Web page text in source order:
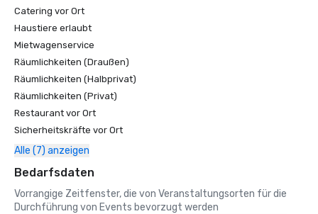
Catering vor Ort
Haustiere erlaubt
Mietwagenservice
Räumlichkeiten (Draußen)
Räumlichkeiten (Halbprivat)
Räumlichkeiten (Privat)
Restaurant vor Ort
Sicherheitskräfte vor Ort
Alle (7) anzeigen
Bedarfsdaten
Vorrangige Zeitfenster, die von Veranstaltungsorten für die
Durchführung von Events bevorzugt werden